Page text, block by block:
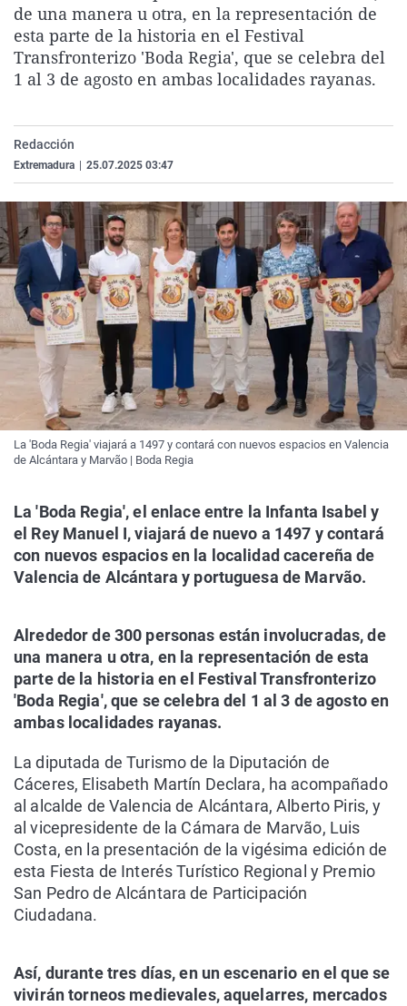
La rosa de los vientos
Gente viajera
Como el perro y el
Caso
Retornados
Equipo de
Extremadura
Galicia
La Rioja
Virales
Televisión
Elecciones
de una manera u otra, en la representación de
esta parte de la historia en el Festival
Transfronterizo 'Boda Regia', que se celebra del
1 al 3 de agosto en ambas localidades rayanas.
Redacción
Extremadura 25.07.2025 03:47
La 'Boda Regia' viajará a 1497 y contará con nuevos espacios en Valencia
de Alcántara y Marvão | Boda Regia
La 'Boda Regia', el enlace entre la Infanta Isabel y
el Rey Manuel I, viajará de nuevo a 1497 y contará
con nuevos espacios en la localidad cacereña de
Valencia de Alcántara y portuguesa de Marvão.
Alrededor de 300 personas están involucradas, de
una manera u otra, en la representación de esta
parte de la historia en el Festival Transfronterizo
'Boda Regia', que se celebra del 1 al 3 de agosto en
ambas localidades rayanas.
La diputada de Turismo de la Diputación de
Cáceres, Elisabeth Martín Declara, ha acompañado
al alcalde de Valencia de Alcántara, Alberto Piris, y
al vicepresidente de la Cámara de Marvão, Luis
Costa, en la presentación de la vigésima edición de
esta Fiesta de Interés Turístico Regional y Premio
San Pedro de Alcántara de Participación
Ciudadana.
Así, durante tres días, en un escenario en el que se
vivirán torneos medievales, aquelarres, mercados